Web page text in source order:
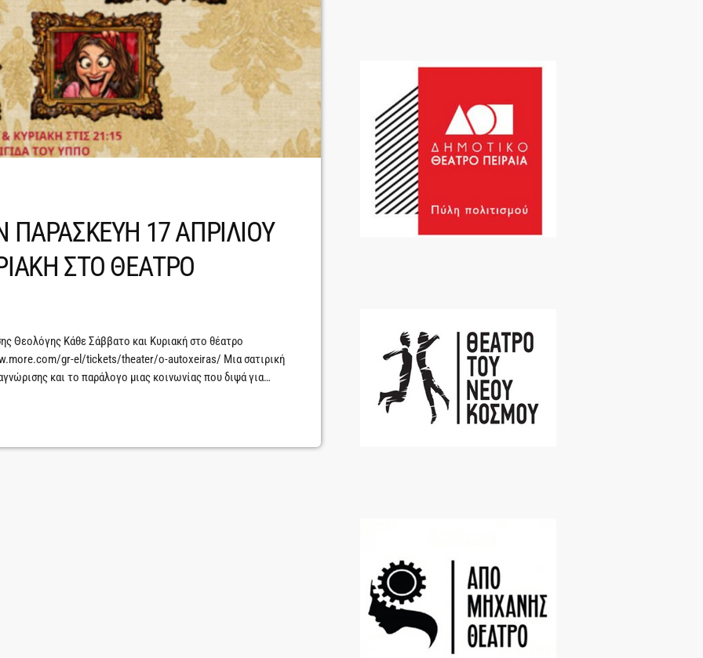
ΠΑΡΑΣΚΕΥΗ 17 ΑΠΡΙΛΙΟΥ
ΣΤΟ ΘΕΑΤΡΟ
Θεολόγης Κάθε Σάββατο και Κυριακή στο θέατρο
gr-el/tickets/theater/o-autoxeiras/ Μια σατιρική
και το παράλογο μιας κοινωνίας που διψά για
έρχεται αντιμέτωπος με το αιώνιο υπαρξιακό